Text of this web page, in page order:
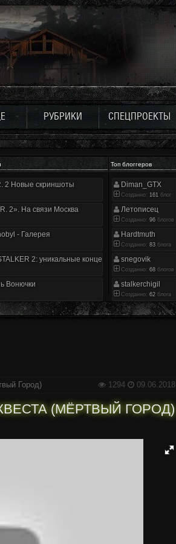
РУБРИКИ СПЕЦПРОЕКТЫ
Топ блоггеров
2 Новые скриншоты
2». На связи Москва
- Галерея
2: уникальные концепт-арты
Вонючки
Diman_GTX
Созданно: 161 блог
Летописец
Созданно: 96 блогов
Hardtmuth
Созданно: 83 блога
snegovik
Созданно: 68 блогов
stalkerchigil
Созданно: 62 блога
1294 09.06.2018
Город)
(МЁРТВЫЙ ГОРОД)